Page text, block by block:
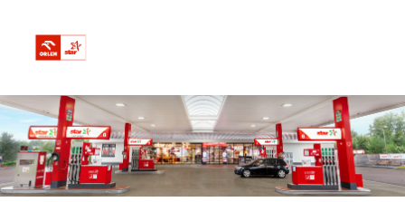
Pachtangebote
Über uns